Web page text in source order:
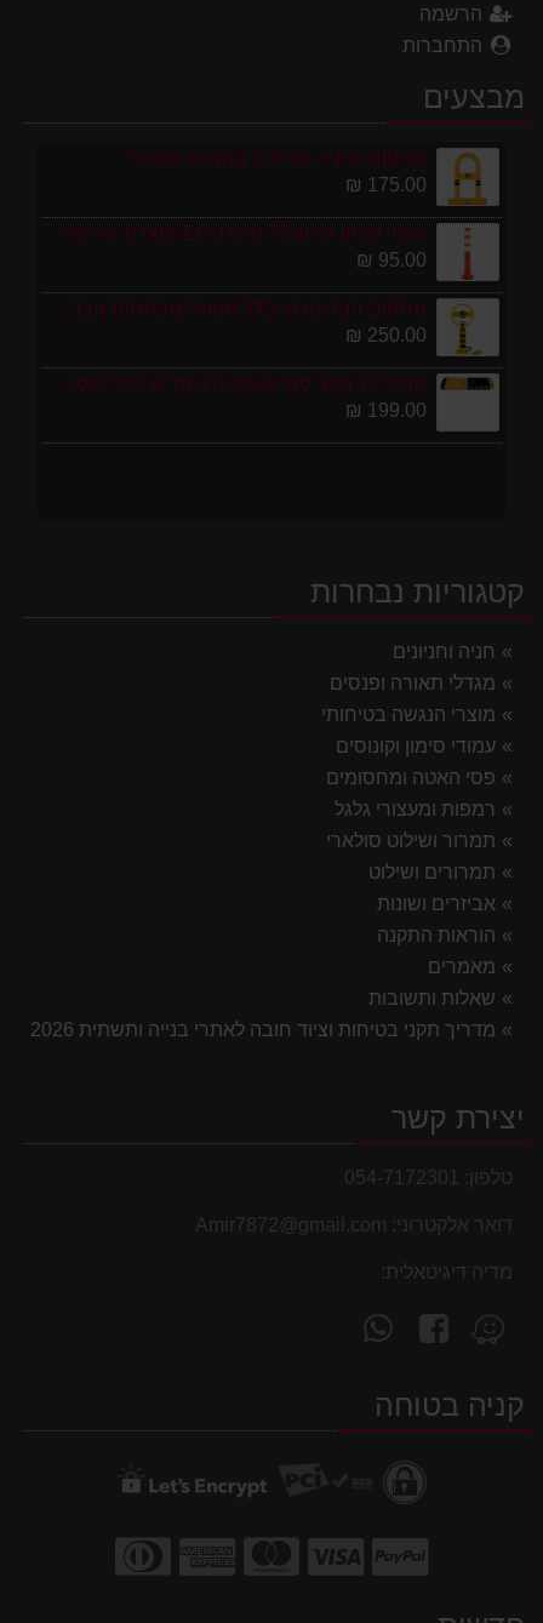
הרשמה
התחברות
מבצעים
מחסום לחניה צורת U במבצע מטורף!
175.00 ₪
עמוד סימון גמיש 75 ס''מ ECO תוצרת אירופה
95.00 ₪
מחסום חניה פרטי כולל מנעול ומפתחות גובה 70 ס"מ
250.00 ₪
חבילת 1 מטר פסי האטה 10 קמ''ש כולל סופיות מפלסטיק
199.00 ₪
קטגוריות נבחרות
חניה וחניונים
מגדלי תאורה ופנסים
מוצרי הנגשה בטיחותי
עמודי סימון וקונוסים
פסי האטה ומחסומים
רמפות ומעצורי גלגל
תמרור ושילוט סולארי
תמרורים ושילוט
אביזרים ושונות
הוראות התקנה
מאמרים
שאלות ותשובות
מדריך תקני בטיחות וציוד חובה לאתרי בנייה ותשתית 2026
יצירת קשר
טלפון: 054-7172301
דואר אלקטרוני: Amir7872@gmail.com
מדיה דיגיטאלית:
מצא
אותנו
Waze
עקוב
אחרינו
facebookקניה בטוחה